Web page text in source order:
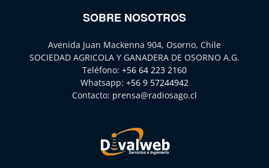
SOBRE NOSOTROS
Avenida Juan Mackenna 904, Osorno, Chile
SOCIEDAD AGRICOLA Y GANADERA DE OSORNO A.G.
Teléfono: +56 64 223 2160
Whatsapp: +56 9 57244942
Contacto: prensa@radiosago.cl